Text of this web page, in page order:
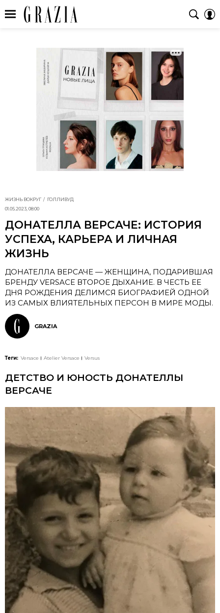
ЖИЗНЬ ВОКРУГ
ГОЛЛИВУД
01.05.2023, 08:00
ДОНАТЕЛЛА ВЕРСАЧЕ: ИСТОРИЯ
УСПЕХА, КАРЬЕРА И ЛИЧНАЯ
ЖИЗНЬ
ДОНАТЕЛЛА ВЕРСАЧЕ — ЖЕНЩИНА, ПОДАРИВШАЯ
БРЕНДУ VERSACE ВТОРОЕ ДЫХАНИЕ. В ЧЕСТЬ ЕЕ
ДНЯ РОЖДЕНИЯ ДЕЛИМСЯ БИОГРАФИЕЙ ОДНОЙ
ИЗ САМЫХ ВЛИЯТЕЛЬНЫХ ПЕРСОН В МИРЕ МОДЫ.
GRAZIA
Теги: Versace Atelier Versace Versus
ДЕТСТВО И ЮНОСТЬ ДОНАТЕЛЛЫ
ВЕРСАЧЕ